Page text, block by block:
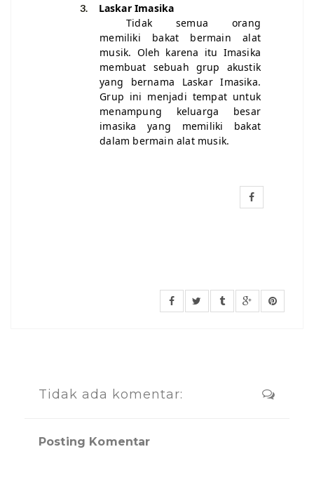
3.
Laskar Imasika
Tidak semua orang
memiliki bakat bermain alat
musik. Oleh karena itu Imasika
membuat sebuah grup akustik
yang bernama Laskar Imasika.
Grup ini menjadi tempat untuk
menampung keluarga besar
imasika yang memiliki bakat
dalam bermain alat musik.
Tidak ada komentar:
Posting Komentar